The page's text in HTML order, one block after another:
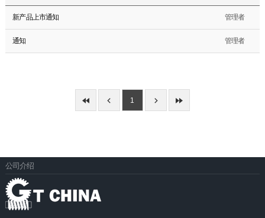
新产品上市通知 管理者
通知 管理者
1
公司介绍